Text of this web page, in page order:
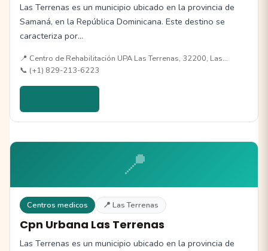
Las Terrenas es un municipio ubicado en la provincia de
Samaná, en la República Dominicana. Este destino se
caracteriza por…
📍 Centro de Rehabilitación UPA Las Terrenas, 32200, Las…
📞 (+1) 829-213-6223
📍
Centros medicos 📍 Las Terrenas
Cpn Urbana Las Terrenas
Las Terrenas es un municipio ubicado en la provincia de